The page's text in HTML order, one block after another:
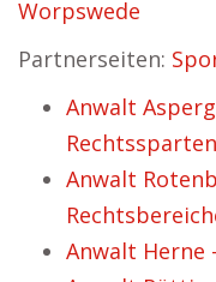
Worpswede
Partnerseiten:
Anwalt
Anwalt
Anwalt Herne